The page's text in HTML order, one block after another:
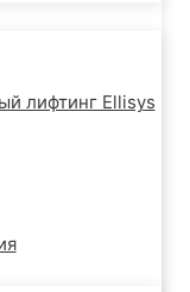
лифтинг Ellisys